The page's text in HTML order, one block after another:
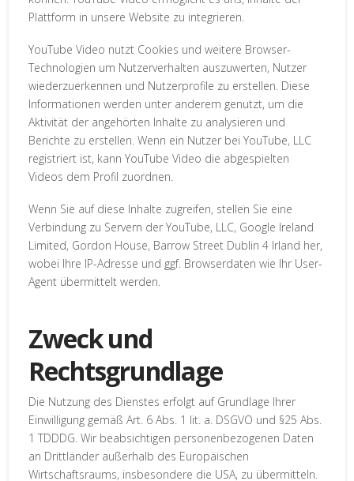
Plattform in unsere Website zu integrieren.
YouTube Video nutzt Cookies und weitere Browser-
Technologien um Nutzerverhalten auszuwerten, Nutzer
wiederzuerkennen und Nutzerprofile zu erstellen. Diese
Informationen werden unter anderem genutzt, um die
Aktivität der angehörten Inhalte zu analysieren und
Berichte zu erstellen. Wenn ein Nutzer bei YouTube, LLC
registriert ist, kann YouTube Video die abgespielten
Videos dem Profil zuordnen.
Wenn Sie auf diese Inhalte zugreifen, stellen Sie eine
Verbindung zu Servern der YouTube, LLC, Google Ireland
Limited, Gordon House, Barrow Street Dublin 4 Irland her,
wobei Ihre IP-Adresse und ggf. Browserdaten wie Ihr User-
Agent übermittelt werden.
Zweck und
Rechtsgrundlage
Die Nutzung des Dienstes erfolgt auf Grundlage Ihrer
Einwilligung gemäß Art. 6 Abs. 1 lit. a. DSGVO und §25 Abs.
1 TDDDG. Wir beabsichtigen personenbezogenen Daten
an Drittländer außerhalb des Europäischen
Wirtschaftsraums, insbesondere die USA, zu übermitteln.